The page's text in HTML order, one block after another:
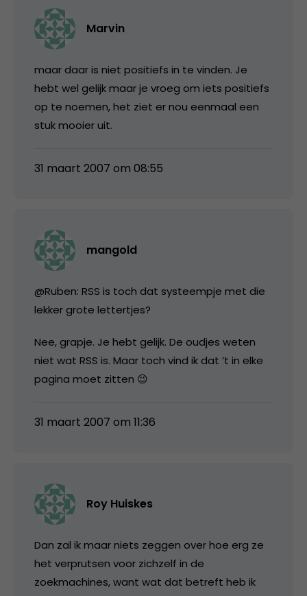
Marvin
maar daar is niet positiefs in te vinden. Je
hebt wel gelijk maar je vroeg om iets positiefs
op te noemen, het ziet er nou eenmaal een
stuk mooier uit.
31 maart 2007 om 08:55
mangold
@Ruben: RSS is toch dat systeempje met die
lekker grote lettertjes?
Nee, grapje. Je hebt gelijk. De oudjes weten
niet wat RSS is. Maar toch vind ik dat ’t in elke
pagina moet zitten 😉
31 maart 2007 om 11:36
Roy Huiskes
Dan zal ik maar niets zeggen over hoe erg ze
het verprutsen voor zichzelf in de
zoekmachines, want wat dat betreft heb ik